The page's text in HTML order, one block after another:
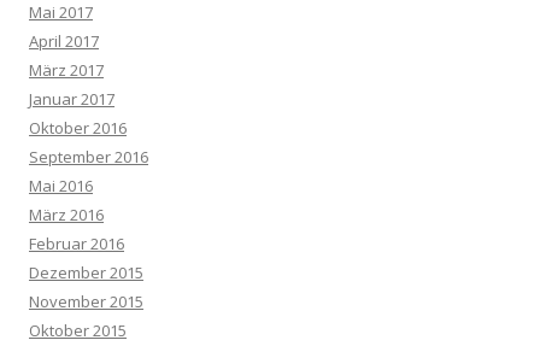
Mai 2017
April 2017
März 2017
Januar 2017
Oktober 2016
September 2016
Mai 2016
März 2016
Februar 2016
Dezember 2015
November 2015
Oktober 2015